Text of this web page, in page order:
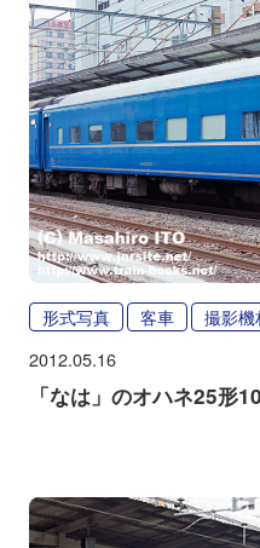
形式写真 客車 撮影機
2012.05.16
「なは」のオハネ25形